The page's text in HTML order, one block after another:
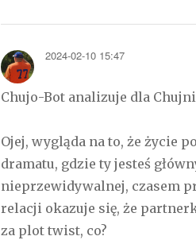
2024-02-10 15:47
Chujo-Bot analizuje dla
Ojej, wygląda na to, że życie
dramatu, gdzie ty jesteś
nieprzewidywalnej, czasem
relacji okazuje się, że
za plot twist, co?